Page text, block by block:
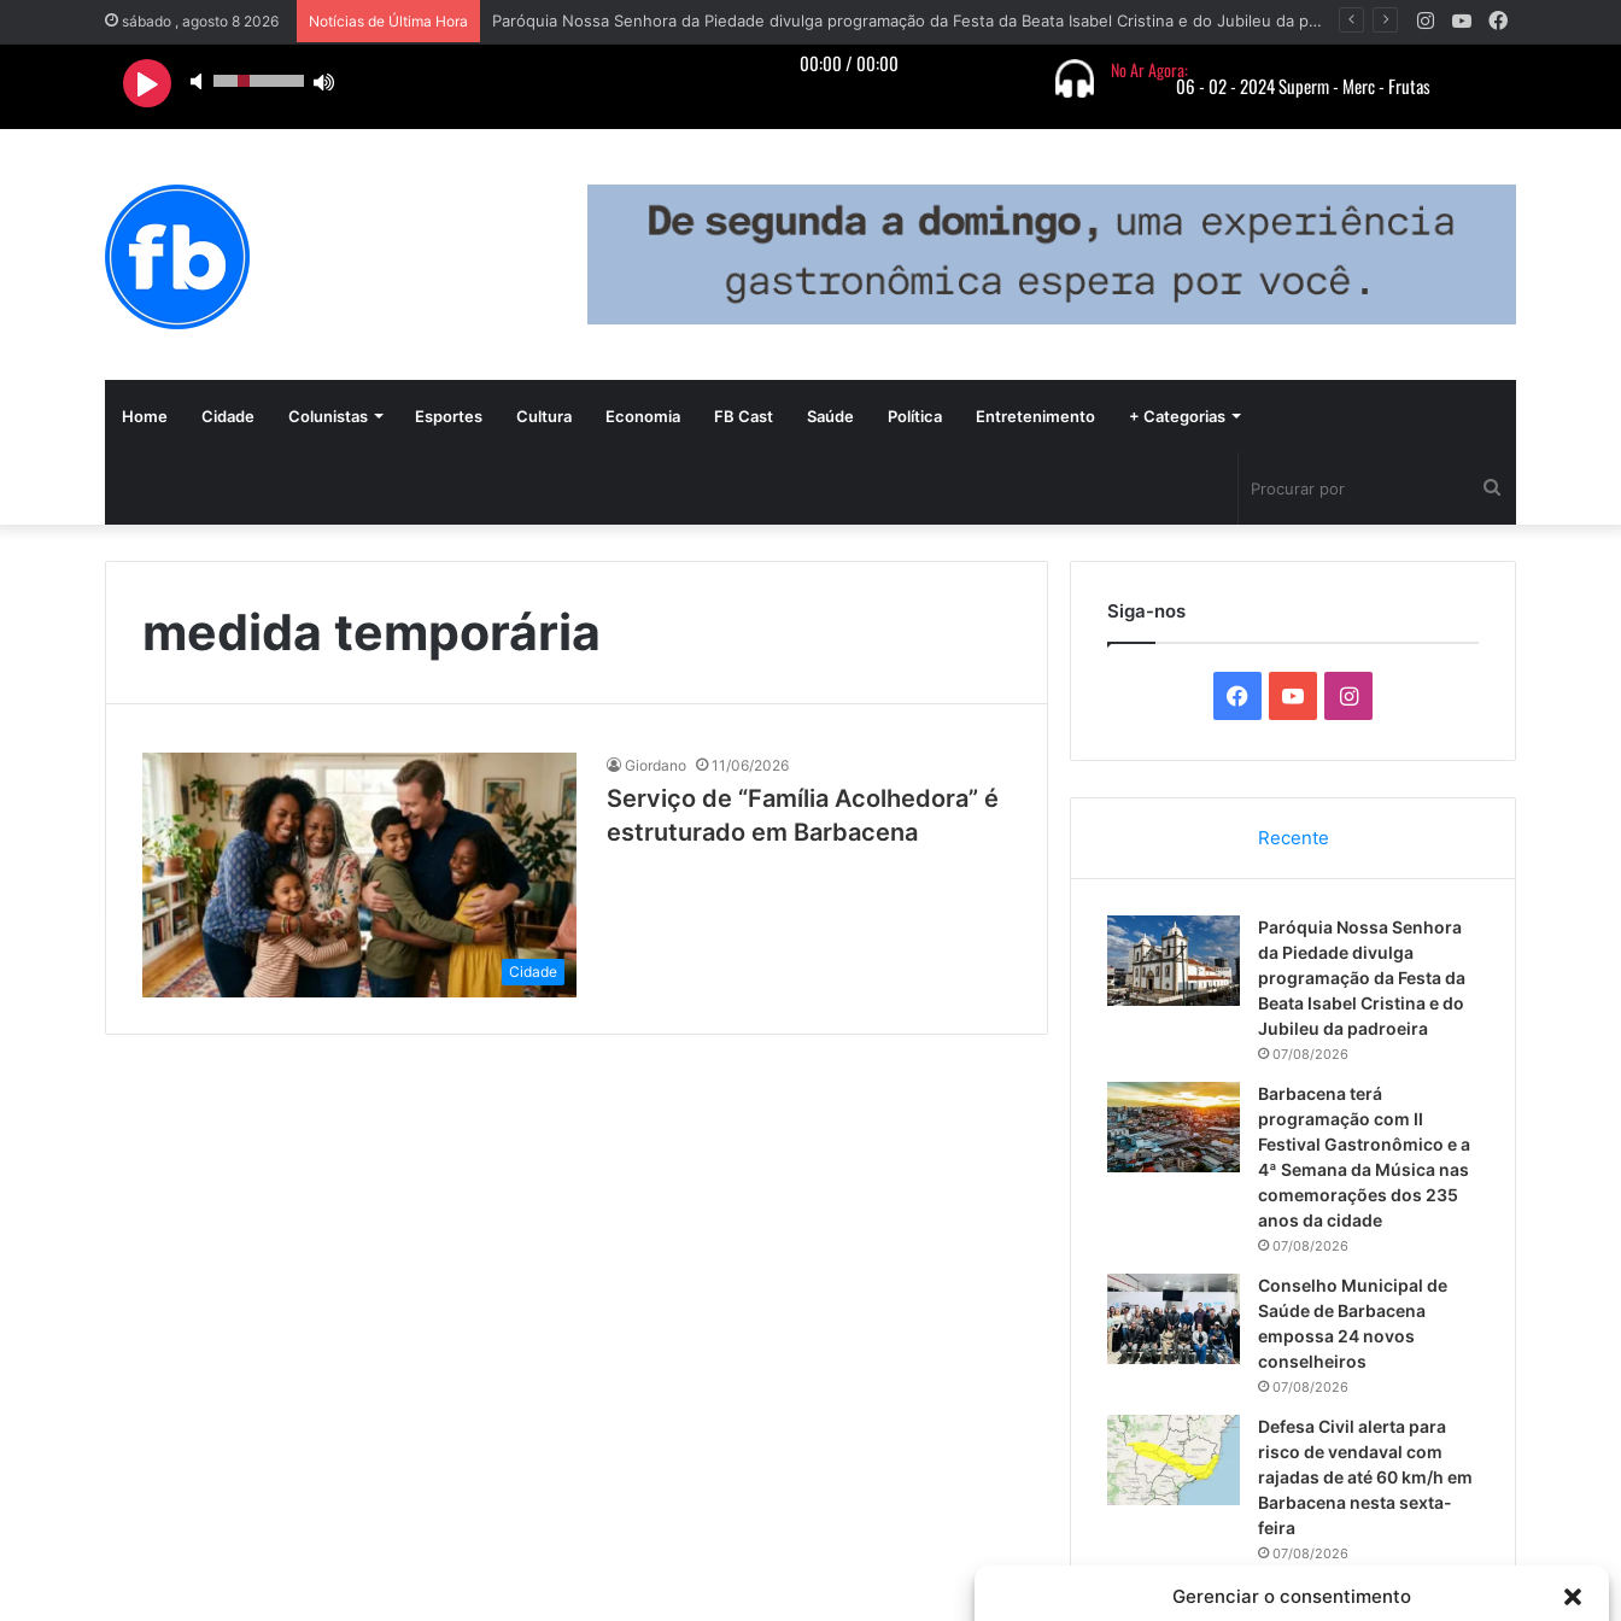
Gerenciar o consentimento
sábado , agosto 8 2026 Notícias de Última Hora Paróquia Nossa Senhora da Piedade divulga programação da Festa da Beata Isabel Cristina e do Jubileu da padroeira YouTube
Instagram
Home Cidade Colunistas Esportes Cultura Economia FB Cast Saúde Política Entretenimento + Categorias
por
medida temporária
Cidade
Giordano 11/06/2026
Serviço de “Família Acolhedora” é
estruturado em Barbacena
Siga-nos
c
e
b
o
o
k
u
T
u
b
e
I
s
a
g
r
a
Recente
Paróquia Nossa Senhora
da Piedade divulga
programação da Festa da
Beata Isabel Cristina e do
Jubileu da padroeira
07/08/2026
Barbacena terá
programação com II
Festival Gastronômico e a
4ª Semana da Música nas
comemorações dos 235
anos da cidade
07/08/2026
Conselho Municipal de
Saúde de Barbacena
empossa 24 novos
conselheiros
07/08/2026
Defesa Civil alerta para
risco de vendaval com
rajadas de até 60 km/h em
Barbacena nesta sexta-
feira
07/08/2026
EPCAR tem a melhor nota